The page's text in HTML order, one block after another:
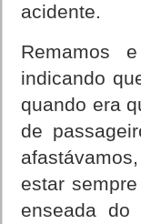
acidente.
Remamos
indicando
quando era
de
estar
enseada